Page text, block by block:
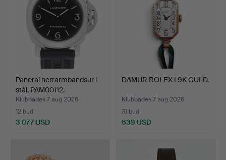
Panerai herrarmbandsur i
stål, PAM00112.
Klubbades 7 aug 2026
12 bud
3 077 USD
DAMUR ROLEX I 9K GULD.
Klubbades 7 aug 2026
31 bud
639 USD